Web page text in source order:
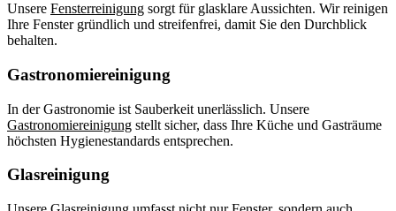
Unsere Fensterreinigung sorgt für glasklare Aussichten. Wir reinigen
Ihre Fenster gründlich und streifenfrei, damit Sie den Durchblick
behalten.
Gastronomiereinigung
In der Gastronomie ist Sauberkeit unerlässlich. Unsere
Gastronomiereinigung stellt sicher, dass Ihre Küche und Gasträume
höchsten Hygienestandards entsprechen.
Glasreinigung